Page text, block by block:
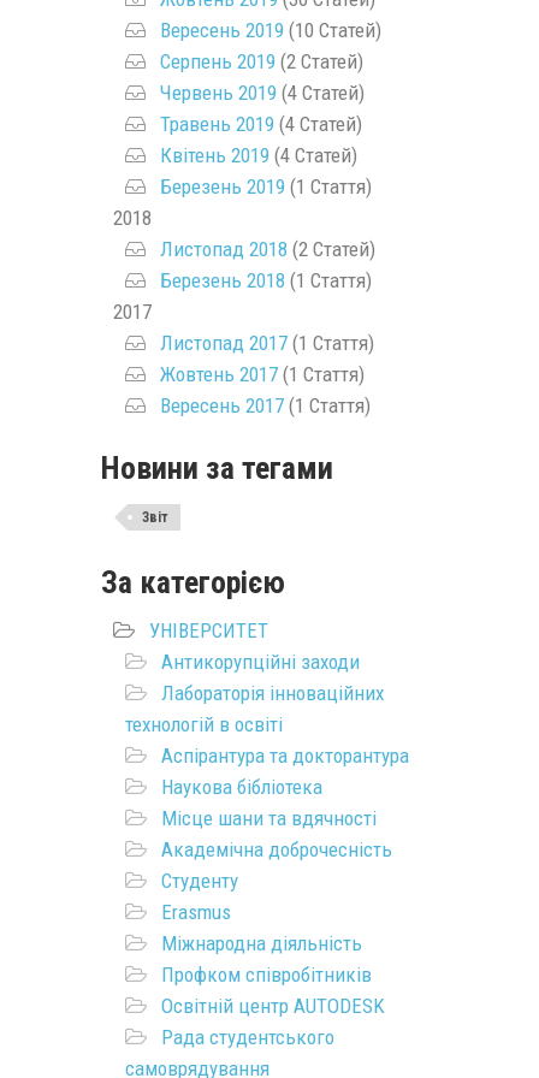
Вересень 2019 (10 Статей)
Серпень 2019 (2 Статей)
Червень 2019 (4 Статей)
Травень 2019 (4 Статей)
Квітень 2019 (4 Статей)
Березень 2019 (1 Стаття)
2018
Листопад 2018 (2 Статей)
Березень 2018 (1 Стаття)
2017
Листопад 2017(1 Стаття)
Жовтень 2017(1 Стаття)
Вересень 2017(1 Стаття)
Новини за тегами
Звіт
За категорією
УНІВЕРСИТЕТ
Антикорупційні заходи
Лабораторія інноваційних
технологій в освіті
Аспірантура та докторантура
Наукова бібліотека
Місце шани та вдячності
Академічна доброчесність
Студенту
Erasmus
Міжнародна діяльність
Профком співробітників
Освітній центр AUTODESK
Рада студентського
самоврядування